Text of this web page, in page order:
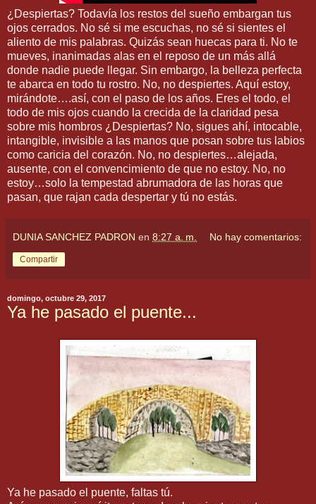
¿Despiertas? Todavía los restos del sueño embargan tus
ojos cerrados. No sé si me escuchas, no sé si sientes el
aliento de mis palabras. Quizás sean huecas para ti. No te
mueves, inanimadas alas en el reposo de un más allá
donde nadie puede llegar. Sin embargo, la belleza perfecta
te abarca en todo tu rostro. No, no despiertes. Aquí estoy,
mirándote….así, con el paso de los años. Eres el todo, el
todo de mis ojos cuando la crecida de la claridad pesa
sobre mis hombros ¿Despiertas? No, sigues ahí, intocable,
intangible, invisible a las manos que posan sobre tus labios
como caricia del corazón. No, no despiertes…alejada,
ausente, con el convencimiento de que no estoy. No, no
estoy…solo la tempestad abrumadora de las horas que
pasan, que rajan cada despertar y tú no estás.
DUNIA SANCHEZ PADRON en 8:27 a. m. No hay comentarios:
Compartir
domingo, octubre 29, 2017
Ya he pasado el puente...
Ya he pasado el puente, faltas tú.